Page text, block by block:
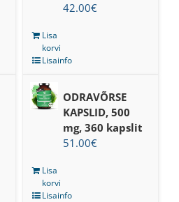
42.00€
Lisa
korvi
Lisainfo
ODRAVÕRSE
KAPSLID, 500
mg, 360 kapslit
51.00€
Lisa
korvi
Lisainfo